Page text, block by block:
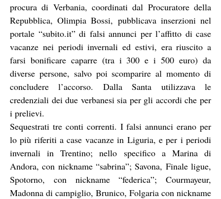
procura di Verbania, coordinati dal Procuratore della
Repubblica, Olimpia Bossi, pubblicava inserzioni nel
portale “subito.it” di falsi annunci per l’affitto di case
vacanze nei periodi invernali ed estivi, era riuscito a
farsi bonificare caparre (tra i 300 e i 500 euro) da
diverse persone, salvo poi scomparire al momento di
concludere l’accorso. Dalla Santa utilizzava le
credenziali dei due verbanesi sia per gli accordi che per
i prelievi.
Sequestrati tre conti correnti. I falsi annunci erano per
lo più riferiti a case vacanze in Liguria, e per i periodi
invernali in Trentino; nello specifico a Marina di
Andora, con nickname “sabrina”; Savona, Finale ligue,
Spotorno, con nickname “federica”; Courmayeur,
Madonna di campiglio, Brunico, Folgaria con nickname